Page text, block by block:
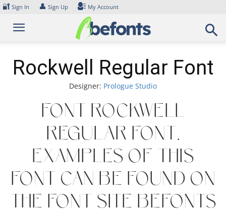
Skip
content
🔐 Sign In 👤 Sign Up My Account
Rockwell Regular Font
Designer: Prologue Studio
Font Rockwell
Regular Font.
Examples of this
font can be found on
the font site Befonts